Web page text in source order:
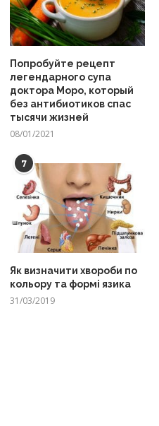
Попробуйте рецепт
легендарного супа
доктора Моро, который
без антибиотиков спас
тысячи жизней
08/01/2021
7
Як визначити хвороби по
кольору та формі язика
31/03/2019